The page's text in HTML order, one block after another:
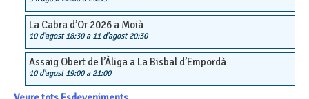
La Cabra d’Or 2026 a Moià
10 d'agost 18:30a 11 d'agost 20:30
Assaig Obert de l’Àliga a La Bisbal d’Empordà
10 d'agost 19:00a 21:00